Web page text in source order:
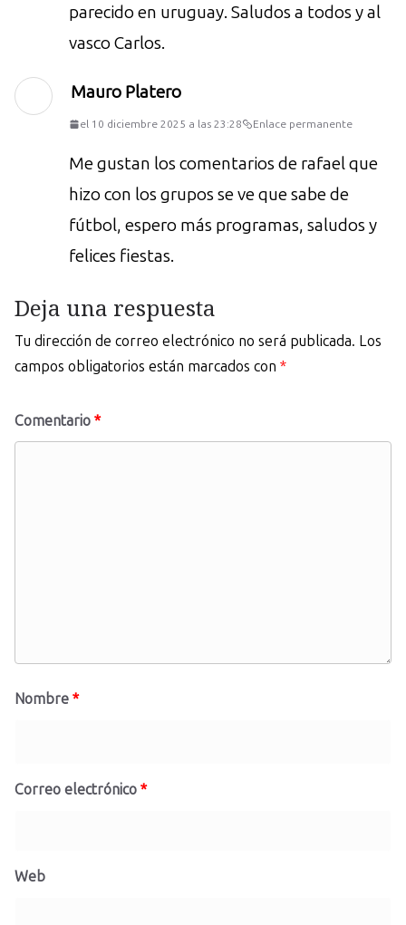
parecido en uruguay. Saludos a todos y al
vasco Carlos.
Mauro Platero
el 10 diciembre 2025 a las 23:28 Enlace permanente
Me gustan los comentarios de rafael que
hizo con los grupos se ve que sabe de
fútbol, espero más programas, saludos y
felices fiestas.
Deja una respuesta
Tu dirección de correo electrónico no será publicada. Los
campos obligatorios están marcados con *
Comentario *
Nombre *
Correo electrónico *
Web